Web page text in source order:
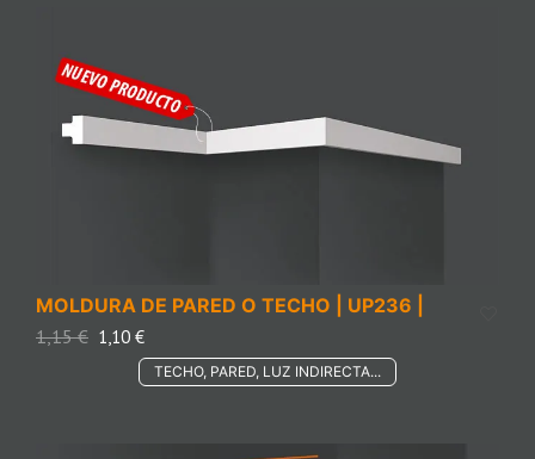
MOLDURA DE PARED O TECHO | UP236 |
1,15€ 1,10 €
TECHO, PARED, LUZ INDIRECTA...